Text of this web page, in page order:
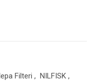
Filteri , NILFISK ,